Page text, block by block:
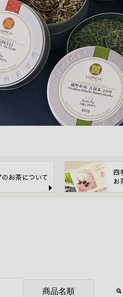
商品名順